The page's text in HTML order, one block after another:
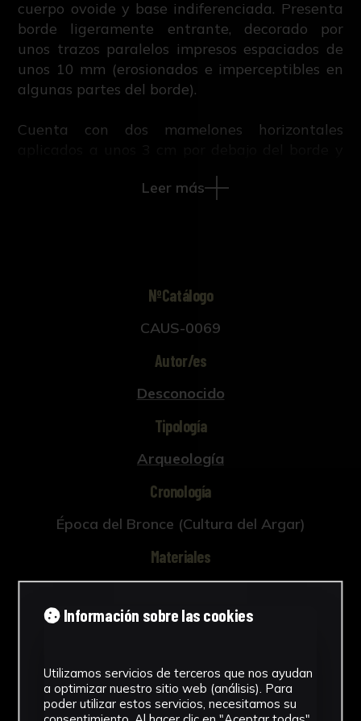
cuerpo ovoide y base indiferenciada. Presenta
borde ligeramente entrante, decorado por
unos trazos paralelos impresos espaciados de
unos 10 mm (erosionados e imperceptibles en
algunas partes del borde).
Cuenta con dos mamelones horizontales
Leer más
NºCatálogo
CAUS-0069
Autor/es
Desconocido
Tipología
Arqueología
Cronología
Época del Bronce (Cultura del Argar)
Materiales
Ubicación
Patrimonio Cultural
Ver más
Información sobre las cookies
Utilizamos servicios de terceros que nos ayudan
a optimizar nuestro sitio web (análisis). Para
poder utilizar estos servicios, necesitamos su